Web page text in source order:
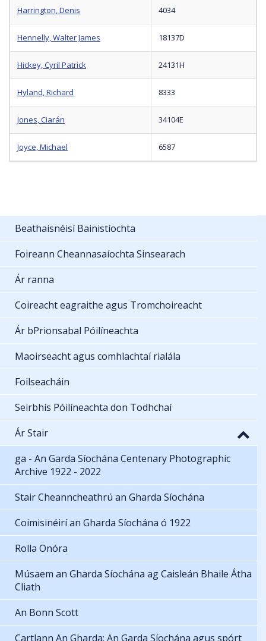
Harrington, Denis 4034
Hennelly, Walter James 18137D
Hickey, Cyril Patrick 24131H
Hyland, Richard 8333
Jones, Ciarán 34104E
Joyce, Michael 6587
Beathaisnéisí Bainistíochta
Foireann Cheannasaíochta Sinsearach
Ár ranna
Coireacht eagraithe agus Tromchoireacht
Ár bPrionsabal Póilíneachta
Maoirseacht agus comhlachtaí rialála
Foilseacháin
Seirbhís Póilíneachta don Todhchaí
Ár Stair
ga - An Garda Síochána Centenary Photographic
Archive 1922 - 2022
Stair Cheanncheathrú an Gharda Síochána
Coimisinéirí an Gharda Síochána ó 1922
Rolla Onóra
Músaem an Gharda Síochána ag Caisleán Bhaile Átha
Cliath
An Bonn Scott
Cartlann An Gharda: An Garda Síochána agus spórt